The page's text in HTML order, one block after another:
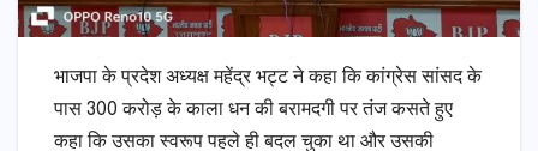
भाजपा के प्रदेश अध्यक्ष महेंद्र भट्ट ने कहा कि कांग्रेस सांसद के
पास 300 करोड़ के काला धन की बरामदगी पर तंज कसते हुए
कहा कि उसका स्वरूप पहले ही बदल चुका था और उसकी